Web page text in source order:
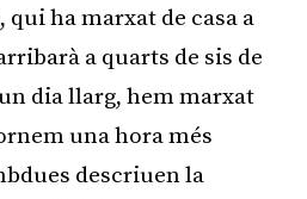
ha marxat de casa a
a quarts de sis de
dia llarg, hem marxat
una hora més
descriuen la